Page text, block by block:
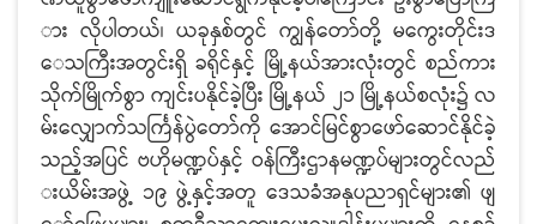
ား လိုပါတယ်၊ ယခုနှစ်တွင် ကျွန်တော်တို့ မကွေးတိုင်းဒ
ေသကြီးအတွင်းရှိ ခရိုင်နှင့် မြို့နယ်အားလုံးတွင် စည်ကား
သိုက်မြိုက်စွာ ကျင်းပနိုင်ခဲ့ပြီး မြို့နယ် ၂၁ မြို့နယ်စလုံး၌ လ
မ်းလျှောက်သင်္ကြန်ပွဲတော်ကို အောင်မြင်စွာဖော်ဆောင်နိုင်ခဲ့
သည့်အပြင် ဗဟိုမဏ္ဍပ်နှင့် ဝန်ကြီးဌာနမဏ္ဍပ်များတွင်လည်
းယိမ်းအဖွဲ့ ၁၉ ဖွဲ့နှင့်အတူ ဒေသခံအနုပညာရှင်များ၏ ဖျ